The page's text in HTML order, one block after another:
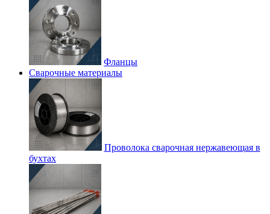
Фланцы
Сварочные материалы
Проволока сварочная нержавеющая в
бухтах